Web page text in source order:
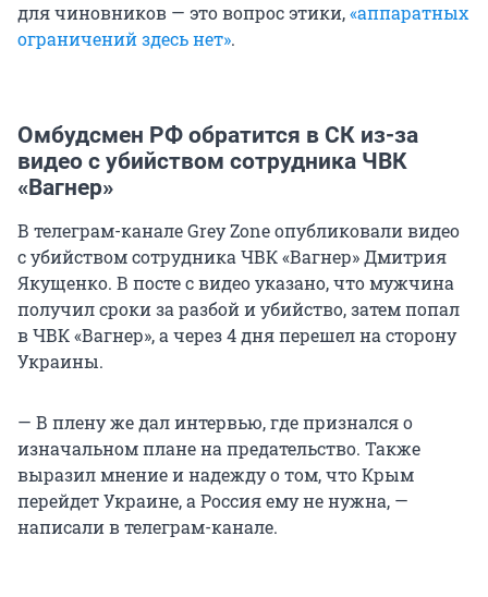
для чиновников — это вопрос этики,«аппаратных
ограничений здесь нет».
Омбудсмен РФ обратится в СК из-за
видео с убийством сотрудника ЧВК
«Вагнер»
В телеграм-канале Grey Zone опубликовали видео
с убийством сотрудника ЧВК «Вагнер» Дмитрия
Якущенко. В посте с видео указано, что мужчина
получил сроки за разбой и убийство, затем попал
в ЧВК «Вагнер», а через 4 дня перешел на сторону
Украины.
— В плену же дал интервью, где признался о
изначальном плане на предательство. Также
выразил мнение и надежду о том, что Крым
перейдет Украине, а Россия ему не нужна, —
написали в телеграм-канале.